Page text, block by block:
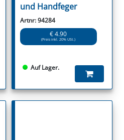
und Handfeger
Artnr: 94284
€ 4.90
(Preis inkl. 20% USt.)
Auf Lager.